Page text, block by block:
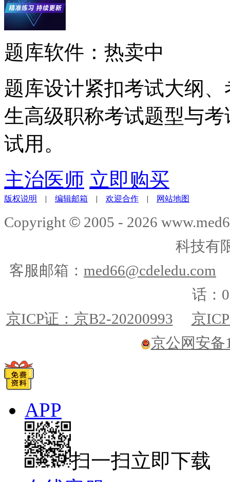
题库软件：热卖中
题库设计紧扣考试大纲
生高级职称考试题型与
试用。
主治医师 立即购买
版权说明 | 编辑邮箱 | 欢迎合作 | 网站地图
Copyright © 2005 - 2026
科技有
客服邮箱： med66@cdeledu.com
话：
京ICP证：京B2-20200993
京
京公网安备
APP
扫一扫立即下载